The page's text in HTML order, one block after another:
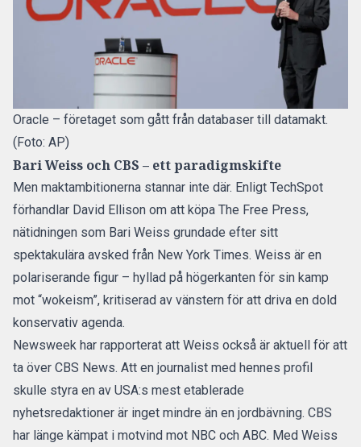
Oracle – företaget som gått från databaser till datamakt.
(Foto: AP)
Bari Weiss och CBS – ett paradigmskifte
Men maktambitionerna stannar inte där. Enligt TechSpot
förhandlar David Ellison om att köpa The Free Press,
nätidningen som Bari Weiss grundade efter sitt
spektakulära avsked från New York Times. Weiss är en
polariserande figur – hyllad på högerkanten för sin kamp
mot “wokeism”, kritiserad av vänstern för att driva en dold
konservativ agenda.
Newsweek har rapporterat att Weiss också är aktuell för att
ta över CBS News. Att en journalist med hennes profil
skulle styra en av USA:s mest etablerade
nyhetsredaktioner är inget mindre än en jordbävning. CBS
har länge kämpat i motvind mot NBC och ABC. Med Weiss